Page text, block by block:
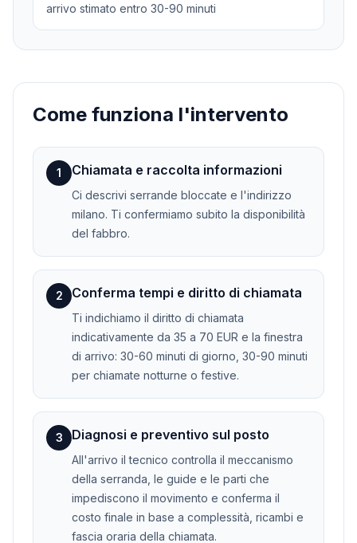
arrivo stimato entro 30-90 minuti
Come funziona l'intervento
1 Chiamata e raccolta informazioni
Ci descrivi serrande bloccate e l'indirizzo
milano. Ti confermiamo subito la disponibilità
del fabbro.
2 Conferma tempi e diritto di chiamata
Ti indichiamo il diritto di chiamata
indicativamente da 35 a 70 EUR e la finestra
di arrivo: 30-60 minuti di giorno, 30-90 minuti
per chiamate notturne o festive.
3 Diagnosi e preventivo sul posto
All'arrivo il tecnico controlla il meccanismo
della serranda, le guide e le parti che
impediscono il movimento e conferma il
costo finale in base a complessità, ricambi e
fascia oraria della chiamata.